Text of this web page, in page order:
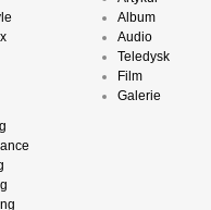
Album
Audio
Teledysk
Film
Galerie